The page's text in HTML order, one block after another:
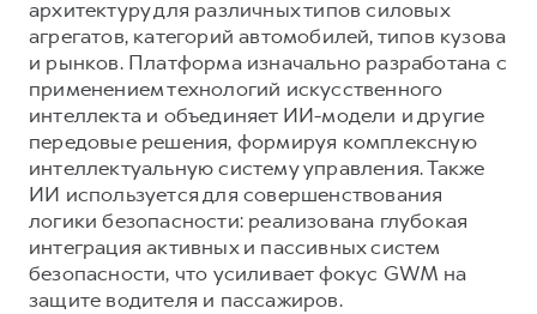
архитектуру для различных типов силовых
агрегатов, категорий автомобилей, типов кузова
и рынков. Платформа изначально разработана с
применением технологий искусственного
интеллекта и объединяет ИИ-модели и другие
передовые решения, формируя комплексную
интеллектуальную систему управления. Также
ИИ используется для совершенствования
логики безопасности: реализована глубокая
интеграция активных и пассивных систем
безопасности, что усиливает фокус GWM на
защите водителя и пассажиров.